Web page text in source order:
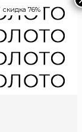
скидка 76%